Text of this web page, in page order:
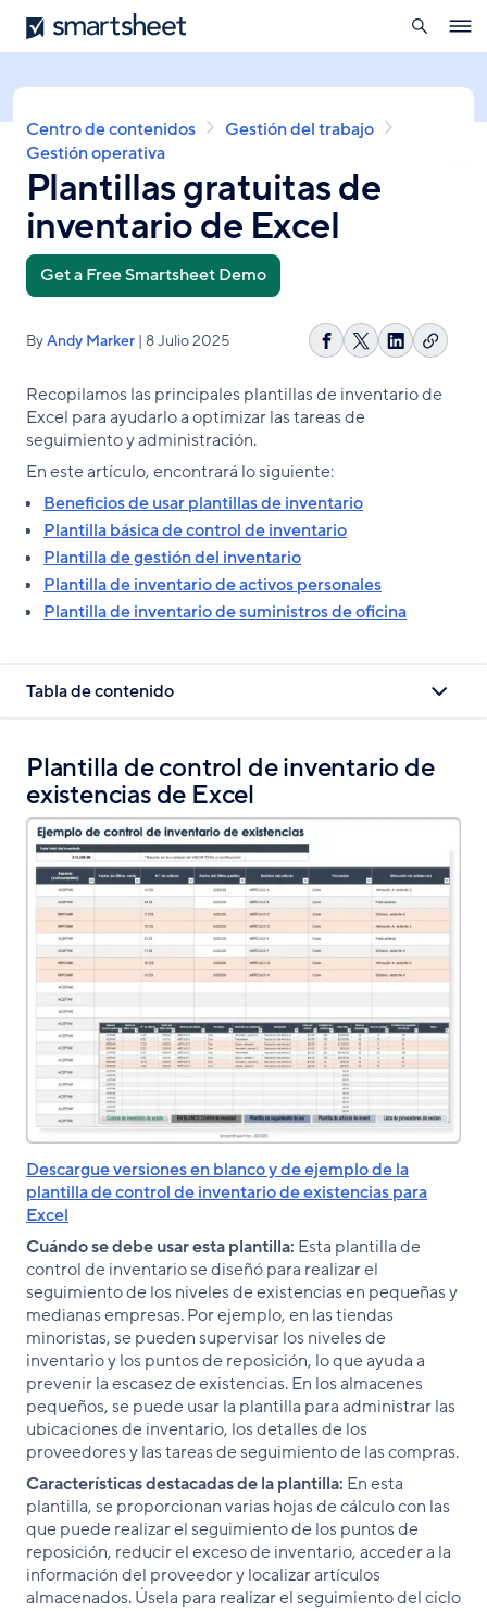
Pasar
al
principal
Smartsheet
búsqueda
Sobrescribir
enlaces
de
ayuda
a
la
navegación
Centro de contenidos
Gestión del trabajo
Gestión operativa
Plantillas gratuitas de
inventario de Excel
Get a Free Smartsheet Demo
ByAndy Marker | 8 Julio 2025
Compartir
Facebook
Share
X
Compartir
LinkedIn
Copiar
Recopilamos las principales plantillas de inventario de
Excel para ayudarlo a optimizar las tareas de
seguimiento y administración.
En este artículo, encontrará lo siguiente:
Beneficios de usar plantillas de inventario
Plantilla básica de control de inventario
Plantilla de gestión del inventario
Plantilla de inventario de activos personales
Plantilla de inventario de suministros de oficina
Tabla de contenido
Plantilla de control de inventario de
existencias de Excel
Descargue versiones en blanco y de ejemplo de la
plantilla de control de inventario de existencias para
Excel
Cuándo se debe usar esta plantilla: Esta plantilla de
control de inventario se diseñó para realizar el
seguimiento de los niveles de existencias en pequeñas y
medianas empresas. Por ejemplo, en las tiendas
minoristas, se pueden supervisar los niveles de
inventario y los puntos de reposición, lo que ayuda a
prevenir la escasez de existencias. En los almacenes
pequeños, se puede usar la plantilla para administrar las
ubicaciones de inventario, los detalles de los
proveedores y las tareas de seguimiento de las compras.
Características destacadas de la plantilla: En esta
plantilla, se proporcionan varias hojas de cálculo con las
que puede realizar el seguimiento de los puntos de
reposición, reducir el exceso de inventario, acceder a la
información del proveedor y localizar artículos
almacenados. Úsela para realizar el seguimiento del ciclo